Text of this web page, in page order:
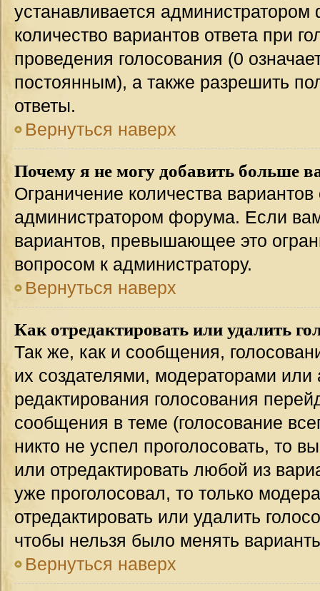
устанавливается
количество вариантов ответа при
проведения голосования (0
постоянным), а также разрешить
ответы.
Вернуться наверх
Почему я не могу добавить больше
Ограничение количества вариантов
администратором форума. Если
вариантов, превышающее это
вопросом к администратору.
Вернуться наверх
Как отредактировать или удалить
Так же, как и сообщения,
их создателями, модераторами
редактирования голосования
сообщения в теме (голосование
никто не успел проголосовать, то
или отредактировать любой из
уже проголосовал, то только
отредактировать или удалить
чтобы нельзя было менять
Вернуться наверх